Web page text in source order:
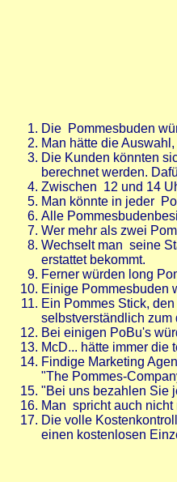
Die Pommesbuden
Man hätte die
Die Kunden könnten
berechnet werden.
Zwischen 12 und 14
Man könnte in jeder
Alle
Wer mehr als zwei
Wechselt man seine
erstattet bekommt.
Ferner würden long
Einige Pommesbuden
Ein Pommes Stick,
selbstverständlich zum
Bei einigen PoBu's
McD... hätte immer die
Findige Marketing
"The Pommes-
"Bei uns bezahlen Sie
Man spricht auch nicht
Die volle
einen kostenlosen